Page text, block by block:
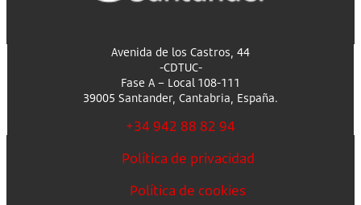
Avenida de los Castros, 44
-CDTUC-
Fase A – Local 108-111
39005 Santander, Cantabria, España.
+34 942 88 82 94
Política de privacidad
Política de cookies